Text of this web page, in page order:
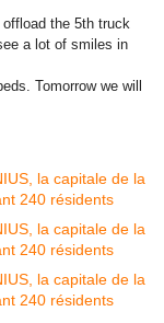
the 5th truck
a lot of smiles in
Tomorrow we will